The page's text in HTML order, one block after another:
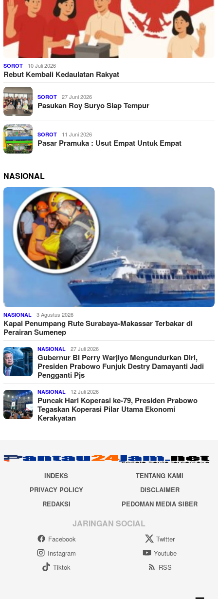
SOROT 10 Juli 2026
Rebut Kembali Kedaulatan Rakyat
SOROT 27 Juni 2026
Pasukan Roy Suryo Siap Tempur
SOROT 11 Juni 2026
Pasar Pramuka : Usut Empat Untuk Empat
NASIONAL
NASIONAL 3 Agustus 2026
Kapal Penumpang Rute Surabaya-Makassar Terbakar di
Perairan Sumenep
NASIONAL 27 Juli 2026
Gubernur BI Perry Warjiyo Mengundurkan Diri,
Presiden Prabowo Funjuk Destry Damayanti Jadi
Pengganti Pjs
NASIONAL 12 Juli 2026
Puncak Hari Koperasi ke-79, Presiden Prabowo
Tegaskan Koperasi Pilar Utama Ekonomi
Kerakyatan
INDEKS
TENTANG KAMI
PRIVACY POLICY
DISCLAIMER
REDAKSI
PEDOMAN MEDIA SIBER
JARINGAN SOCIAL
Facebook
Twitter
Instagram
Youtube
Tiktok
RSS